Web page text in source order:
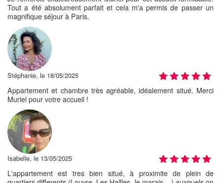
Tout a été absolument parfait et cela m'a permis de passer un
magnifique séjour à Paris.
Stéphanie, le 18/05/2025
Appartement et chambre très agréable, idéalement situé. Merci
Muriel pour votre accueil !
Isabelle, le 13/05/2025
L'appartement est tres bien situé, à proximite de plein de